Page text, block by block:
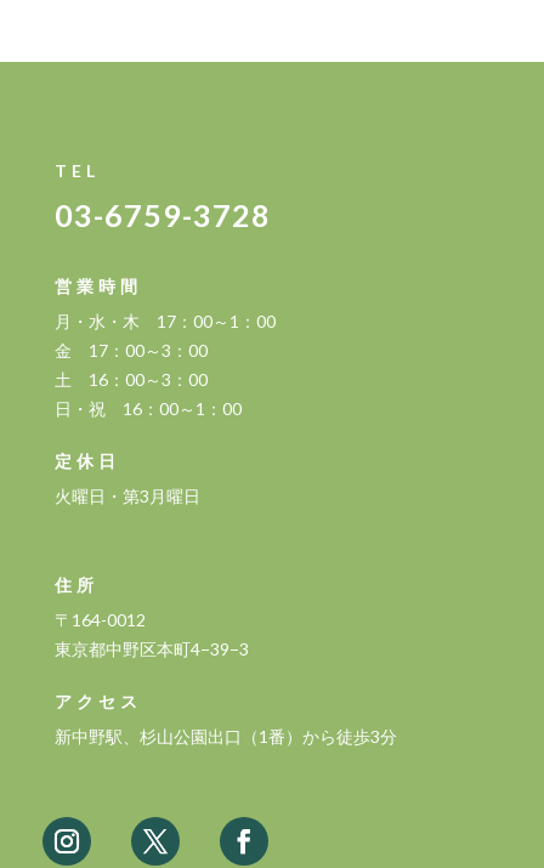
TEL
03-6759-3728
営業時間
月・水・木 17：00～1：00
金 17：00～3：00
土 16：00～3：00
日・祝 16：00～1：00
定休日
火曜日・第3月曜日
住所
〒164-0012
東京都中野区本町4−39−3
アクセス
新中野駅、杉山公園出口（1番）から徒歩3分